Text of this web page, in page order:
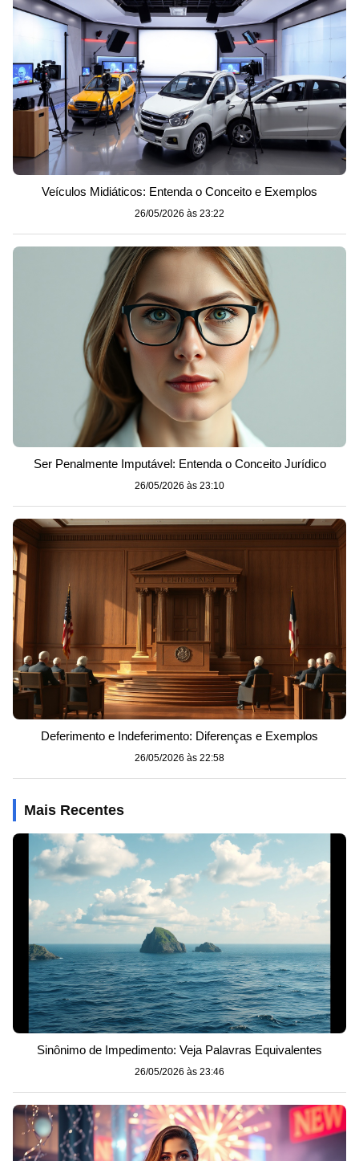
Veículos Midiáticos: Entenda o Conceito e Exemplos
26/05/2026 às 23:22
Ser Penalmente Imputável: Entenda o Conceito Jurídico
26/05/2026 às 23:10
Deferimento e Indeferimento: Diferenças e Exemplos
26/05/2026 às 22:58
Mais Recentes
Sinônimo de Impedimento: Veja Palavras Equivalentes
26/05/2026 às 23:46